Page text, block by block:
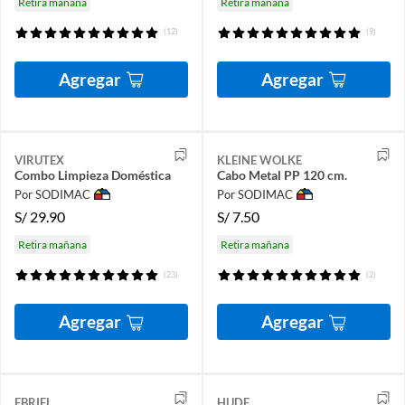
(12)
Agregar
(9)
Agregar
VIRUTEX
Combo Limpieza Doméstica
Por SODIMAC
S/ 29.90
Retira mañana
(23)
Agregar
KLEINE WOLKE
Cabo Metal PP 120 cm.
Por SODIMAC
S/7.50
Retira mañana
(2)
Agregar